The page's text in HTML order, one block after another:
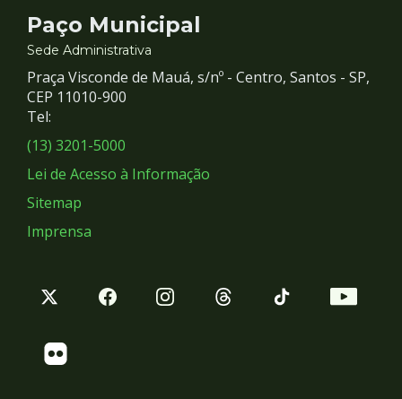
Contato
e
Redes
Sociais
Paço Municipal
Sede Administrativa
Praça Visconde de Mauá, s/nº - Centro, Santos - SP,
CEP 11010-900
Tel:
(13) 3201-5000
Lei de Acesso à Informação
Sitemap
Imprensa